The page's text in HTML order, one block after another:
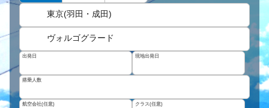
東京(羽田・成田)
ヴォルゴグラード
出発日 現地出発日
搭乗人数
航空会社(任意) クラス(任意)